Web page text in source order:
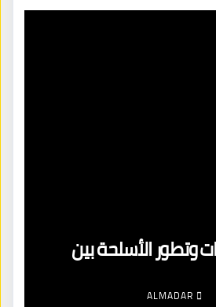
وتطور الأسلحة بين
ALMADAR